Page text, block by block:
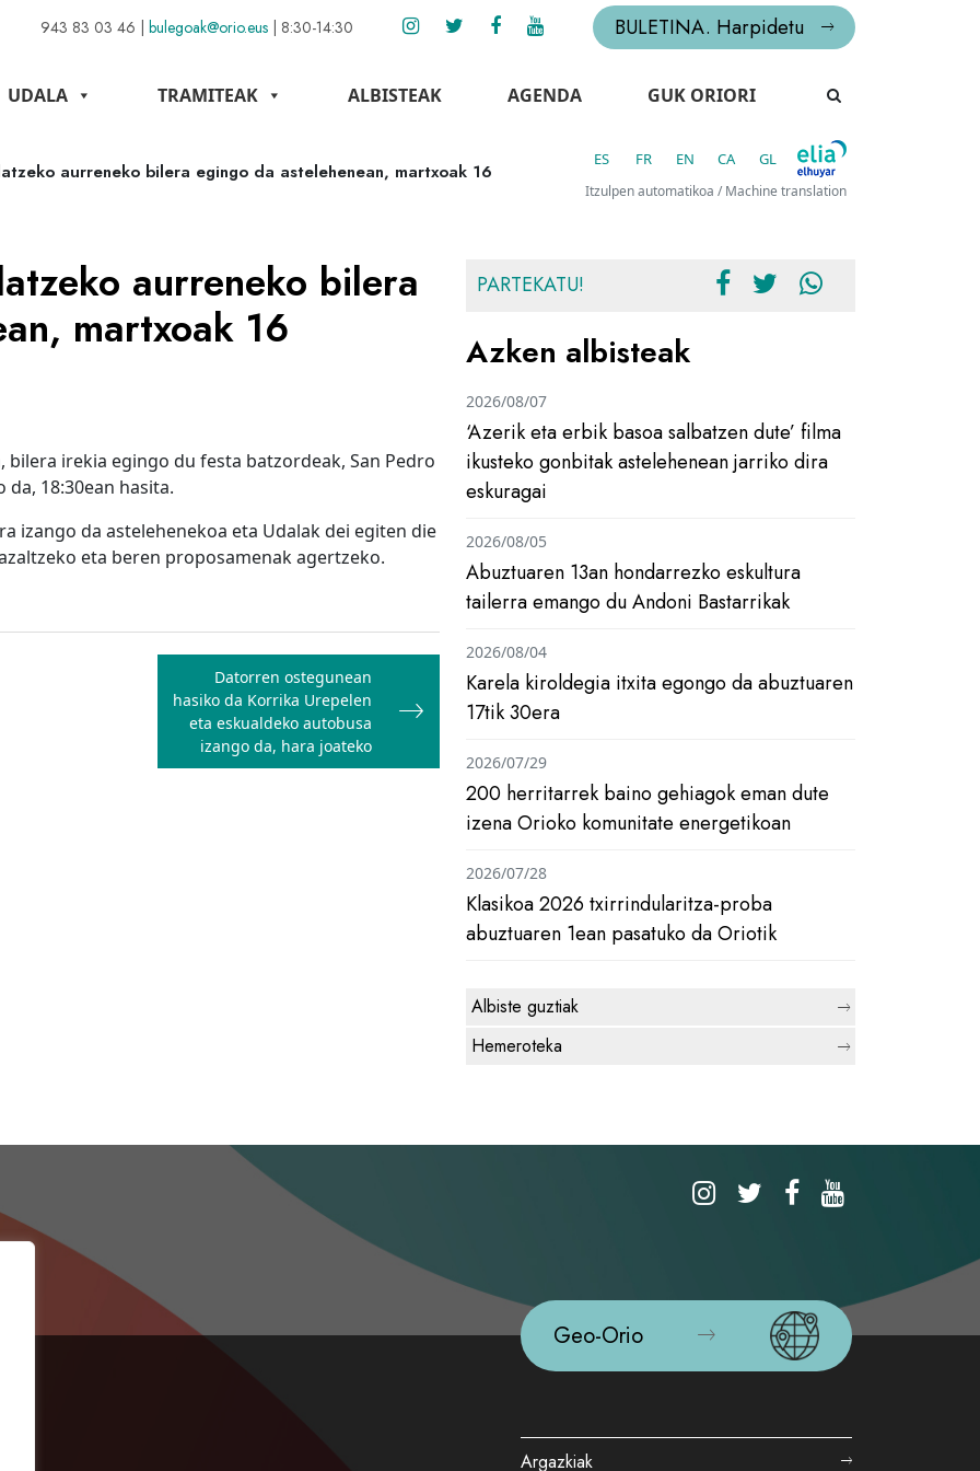
943 83 03 46 | bulegoak@orio.eus | 8:30-14:30 BULETINA. Harpidetu
UDALA TRAMITEAK ALBISTEAK AGENDA GUK ORIORI
aurreneko bilera egingo da astelehenean, martxoak 16
ES FR EN CA GL
Itzulpen automatikoa / Machine translation
aurreneko bilera
martxoak 16
irekia egingo du festa batzordeak, San Pedro
18:30ean hasita.
izango da astelehenekoa eta Udalak dei egiten die
eta beren proposamenak agertzeko.
Datorren ostegunean
hasiko da Korrika Urepelen
eta eskualdeko autobusa
izango da, hara joateko
PARTEKATU!
Azken albisteak
‘Azerik eta erbik basoa salbatzen dute’ filma
ikusteko gonbitak astelehenean jarriko dira
eskuragai
2026/08/07
Abuztuaren 13an hondarrezko eskultura
tailerra emango du Andoni Bastarrikak
2026/08/05
Karela kiroldegia itxita egongo da abuztuaren
17tik 30era
2026/08/04
200 herritarrek baino gehiagok eman dute
izena Orioko komunitate energetikoan
2026/07/29
Klasikoa 2026 txirrindularitza-proba
abuztuaren 1ean pasatuko da Oriotik
2026/07/28
Albiste guztiak
Hemeroteka
Geo-Orio
Argazkiak